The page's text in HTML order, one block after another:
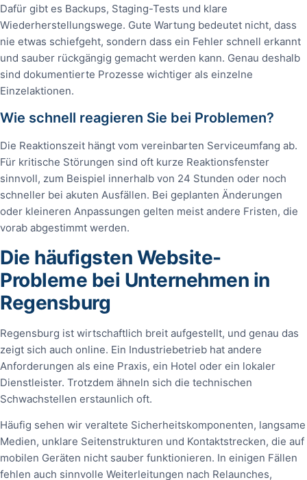
Dafür gibt es Backups, Staging-Tests und klare
Wiederherstellungswege. Gute Wartung bedeutet nicht, dass
nie etwas schiefgeht, sondern dass ein Fehler schnell erkannt
und sauber rückgängig gemacht werden kann. Genau deshalb
sind dokumentierte Prozesse wichtiger als einzelne
Einzelaktionen.
Wie schnell reagieren Sie bei Problemen?
Die Reaktionszeit hängt vom vereinbarten Serviceumfang ab.
Für kritische Störungen sind oft kurze Reaktionsfenster
sinnvoll, zum Beispiel innerhalb von 24 Stunden oder noch
schneller bei akuten Ausfällen. Bei geplanten Änderungen
oder kleineren Anpassungen gelten meist andere Fristen, die
vorab abgestimmt werden.
Die häufigsten Website-
Probleme bei Unternehmen in
Regensburg
Regensburg ist wirtschaftlich breit aufgestellt, und genau das
zeigt sich auch online. Ein Industriebetrieb hat andere
Anforderungen als eine Praxis, ein Hotel oder ein lokaler
Dienstleister. Trotzdem ähneln sich die technischen
Schwachstellen erstaunlich oft.
Häufig sehen wir veraltete Sicherheitskomponenten, langsame
Medien, unklare Seitenstrukturen und Kontaktstrecken, die auf
mobilen Geräten nicht sauber funktionieren. In einigen Fällen
fehlen auch sinnvolle Weiterleitungen nach Relaunches,